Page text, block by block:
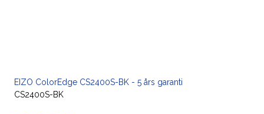
EIZO ColorEdge CS2400S-BK - 5 års garanti
CS2400S-BK